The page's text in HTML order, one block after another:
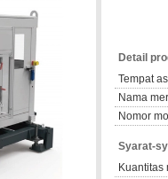
Detail
Tempat
Nama
Nomor
Syarat-
Kuantitas